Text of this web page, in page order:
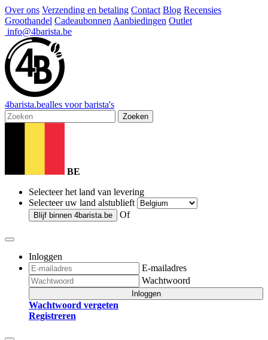
Over ons Verzending en betaling Contact Blog Recensies
Groothandel Cadeaubonnen Aanbiedingen Outlet
info@4barista.be
4barista.bealles voor barista's
Zoeken
BE
Selecteer het land van levering
Selecteer uw land alstublieft
Blijf binnen 4barista.be Of
Inloggen
E-mailadres
Wachtwoord
Inloggen
Wachtwoord vergeten
Registreren